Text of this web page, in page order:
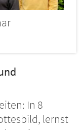
In 8
lernst